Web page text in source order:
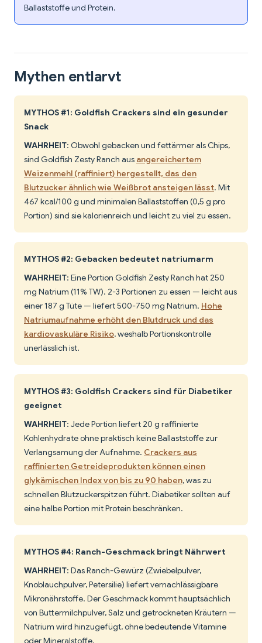
Ballaststoffe und Protein.
Mythen entlarvt
MYTHOS #1: Goldfish Crackers sind ein gesunder
Snack
WAHRHEIT: Obwohl gebacken und fettärmer als Chips,
sind Goldfish Zesty Ranch aus angereichertem
Weizenmehl (raffiniert) hergestellt, das den
Blutzucker ähnlich wie Weißbrot ansteigen lässt. Mit
467 kcal/100 g und minimalen Ballaststoffen (0,5 g pro
Portion) sind sie kalorienreich und leicht zu viel zu essen.
MYTHOS #2: Gebacken bedeutet natriumarm
WAHRHEIT: Eine Portion Goldfish Zesty Ranch hat 250
mg Natrium (11% TW). 2-3 Portionen zu essen — leicht aus
einer 187 g Tüte — liefert 500-750 mg Natrium. Hohe
Natriumaufnahme erhöht den Blutdruck und das
kardiovaskuläre Risiko, weshalb Portionskontrolle
unerlässlich ist.
MYTHOS #3: Goldfish Crackers sind für Diabetiker
geeignet
WAHRHEIT: Jede Portion liefert 20 g raffinierte
Kohlenhydrate ohne praktisch keine Ballaststoffe zur
Verlangsamung der Aufnahme. Crackers aus
raffinierten Getreideprodukten können einen
glykämischen Index von bis zu 90 haben, was zu
schnellen Blutzuckerspitzen führt. Diabetiker sollten auf
eine halbe Portion mit Protein beschränken.
MYTHOS #4: Ranch-Geschmack bringt Nährwert
WAHRHEIT: Das Ranch-Gewürz (Zwiebelpulver,
Knoblauchpulver, Petersilie) liefert vernachlässigbare
Mikronährstoffe. Der Geschmack kommt hauptsächlich
von Buttermilchpulver, Salz und getrockneten Kräutern —
Natrium wird hinzugefügt, ohne bedeutende Vitamine
oder Mineralstoffe.